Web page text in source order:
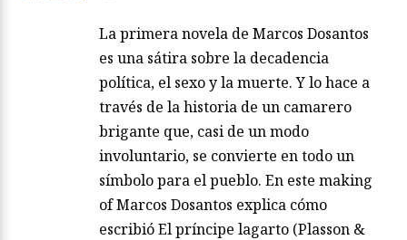
La primera novela de Marcos Dosantos
es una sátira sobre la decadencia
política, el sexo y la muerte. Y lo hace a
través de la historia de un camarero
brigante que, casi de un modo
involuntario, se convierte en todo un
símbolo para el pueblo. En este making
of Marcos Dosantos explica cómo
escribió El príncipe lagarto (Plasson &